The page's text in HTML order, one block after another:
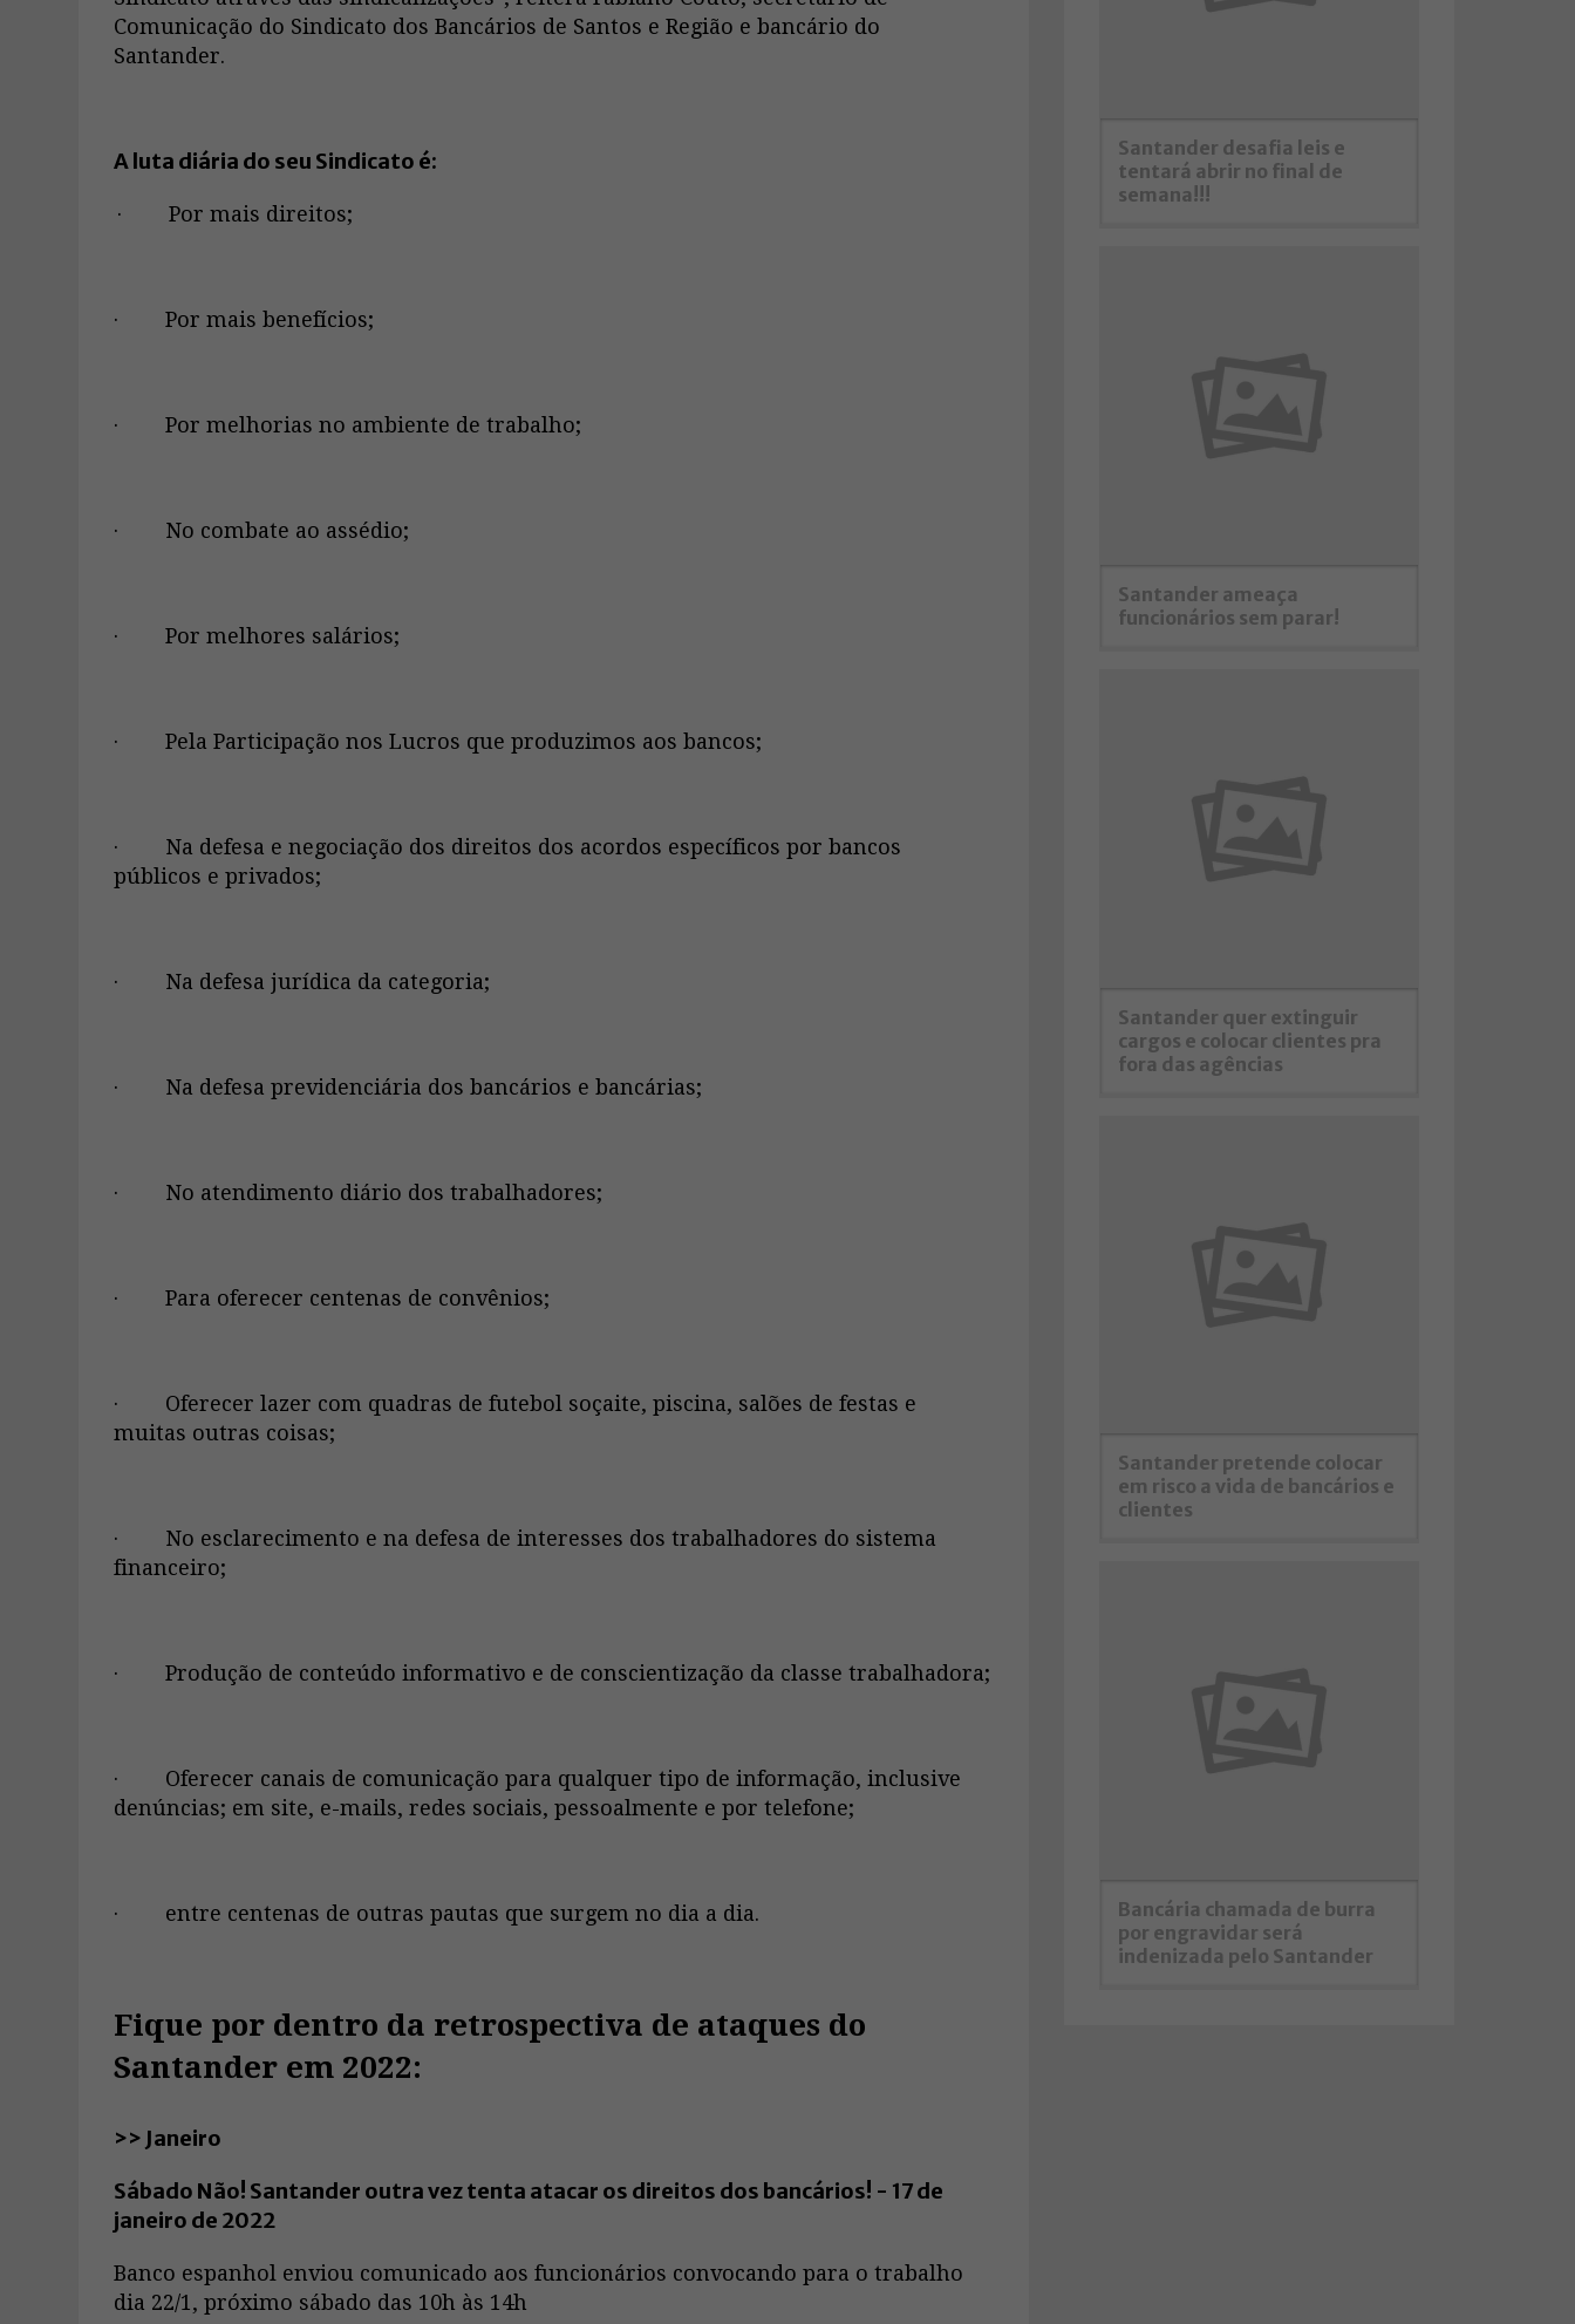
Comunicação do Sindicato dos Bancários de Santos e Região e bancário do
Santander.
A luta diária do seu Sindicato é:
· Por mais direitos;
· Por mais benefícios;
· Por melhorias no ambiente de trabalho;
· No combate ao assédio;
· Por melhores salários;
· Pela Participação nos Lucros que produzimos aos bancos;
· Na defesa e negociação dos direitos dos acordos específicos por bancos
públicos e privados;
· Na defesa jurídica da categoria;
· Na defesa previdenciária dos bancários e bancárias;
· No atendimento diário dos trabalhadores;
· Para oferecer centenas de convênios;
· Oferecer lazer com quadras de futebol soçaite, piscina, salões de festas e
muitas outras coisas;
· No esclarecimento e na defesa de interesses dos trabalhadores do sistema
financeiro;
· Produção de conteúdo informativo e de conscientização da classe trabalhadora;
· Oferecer canais de comunicação para qualquer tipo de informação, inclusive
denúncias; em site, e-mails, redes sociais, pessoalmente e por telefone;
· entre centenas de outras pautas que surgem no dia a dia.
Fique por dentro da retrospectiva de ataques do
Santander em 2022:
>> Janeiro
Sábado Não! Santander outra vez tenta atacar os direitos dos bancários! - 17 de
janeiro de 2022
Banco espanhol enviou comunicado aos funcionários convocando para o trabalho
dia 22/1, próximo sábado das 10h às 14h
Santander desafia leis e
tentará abrir no final de
semana!!!
Santander ameaça
funcionários sem parar!
Santander quer extinguir
cargos e colocar clientes pra
fora das agências
Santander pretende colocar
em risco a vida de bancários e
clientes
Bancária chamada de burra
por engravidar será
indenizada pelo Santander